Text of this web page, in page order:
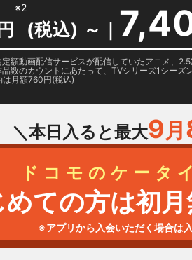
円
※2
(税込) ～ ｜
額動画配信サービスが配信していたアニメ、
数のカウントにあたって、TVシリーズ1シーズ
は月額760円(税込)
＼本日入ると最大9月
ドコモのケータ
めての方は初
※アプリから入会いただく場合は